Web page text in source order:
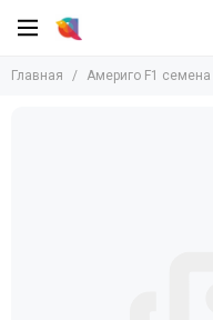
Главная Америго F1